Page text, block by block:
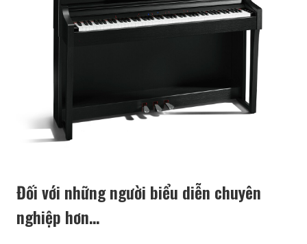
Đối với những người biểu diễn chuyên
nghiệp hơn…